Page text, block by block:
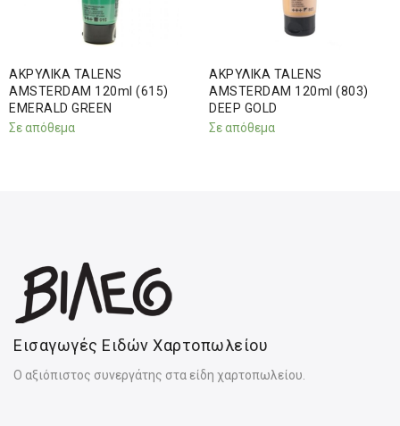
ΑΚΡΥΛΙΚΑ TALENS
AMSTERDAM 120ml (615)
EMERALD GREEN
Σε απόθεμα
ΑΚΡΥΛΙΚΑ TALENS
AMSTERDAM 120ml (803)
DEEP GOLD
Σε απόθεμα
Εισαγωγές Ειδών Χαρτοπωλείου
Ο αξιόπιστος συνεργάτης στα είδη χαρτοπωλείου.